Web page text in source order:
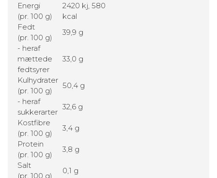
Energi
(pr. 100 g)
2420 kj, 580
kcal
Fedt
(pr. 100 g)
39,9 g
- heraf
mættede
fedtsyrer
33,0 g
Kulhydrater
(pr. 100 g)
50,4 g
- heraf
sukkerarter
32,6 g
Kostfibre
(pr. 100 g)
3,4 g
Protein
(pr. 100 g)
3,8 g
Salt
(pr. 100 g)
0,1 g